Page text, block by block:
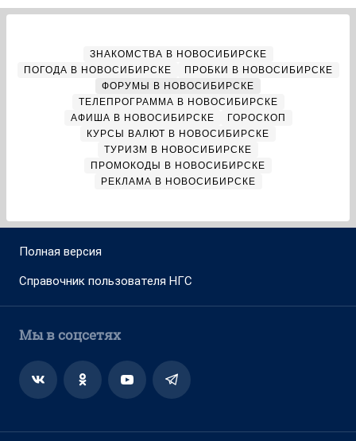
ЗНАКОМСТВА В НОВОСИБИРСКЕ
ПОГОДА В НОВОСИБИРСКЕ
ПРОБКИ В НОВОСИБИРСКЕ
ФОРУМЫ В НОВОСИБИРСКЕ
ТЕЛЕПРОГРАММА В НОВОСИБИРСКЕ
АФИША В НОВОСИБИРСКЕ
ГОРОСКОП
КУРСЫ ВАЛЮТ В НОВОСИБИРСКЕ
ТУРИЗМ В НОВОСИБИРСКЕ
ПРОМОКОДЫ В НОВОСИБИРСКЕ
РЕКЛАМА В НОВОСИБИРСКЕ
Полная версия
Справочник пользователя НГС
Мы в соцсетях